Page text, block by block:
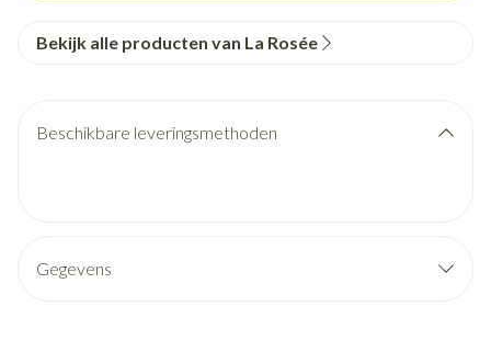
Bekijk alle producten van La Rosée
Beschikbare leveringsmethoden
Gegevens